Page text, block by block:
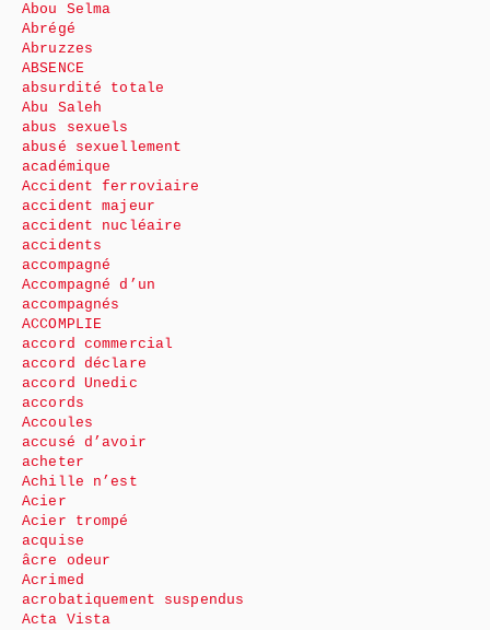
Abou Selma
Abrégé
Abruzzes
ABSENCE
absurdité totale
Abu Saleh
abus sexuels
abusé sexuellement
académique
Accident ferroviaire
accident majeur
accident nucléaire
accidents
accompagné
Accompagné d’un
accompagnés
ACCOMPLIE
accord commercial
accord déclare
accord Unedic
accords
Accoules
accusé d’avoir
acheter
Achille n’est
Acier
Acier trompé
acquise
âcre odeur
Acrimed
acrobatiquement suspendus
Acta Vista